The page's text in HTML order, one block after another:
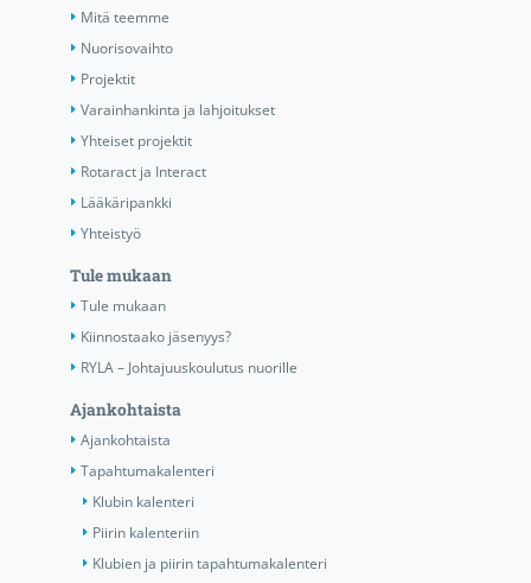
Mitä teemme
Nuorisovaihto
Projektit
Varainhankinta ja lahjoitukset
Yhteiset projektit
Rotaract ja Interact
Lääkäripankki
Yhteistyö
Tule mukaan
Tule mukaan
Kiinnostaako jäsenyys?
RYLA – Johtajuuskoulutus nuorille
Ajankohtaista
Ajankohtaista
Tapahtumakalenteri
Klubin kalenteri
Piirin kalenteriin
Klubien ja piirin tapahtumakalenteri